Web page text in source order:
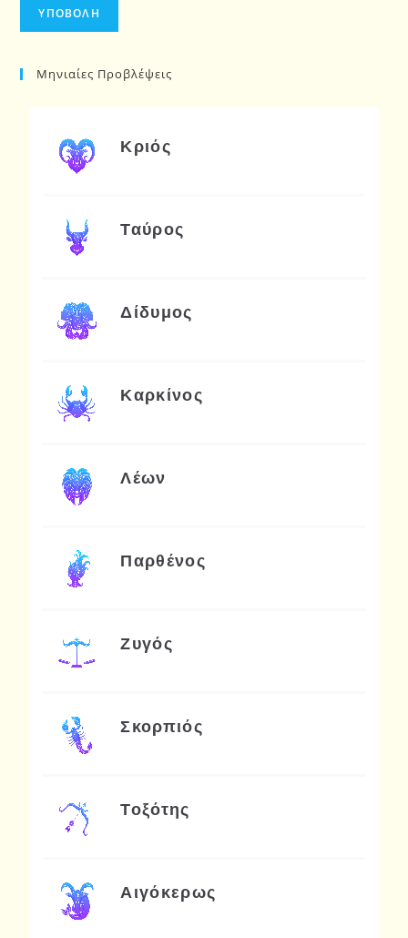
Μηνιαίες Προβλέψεις
Κριός
Ταύρος
Δίδυμος
Καρκίνος
Λέων
Παρθένος
Ζυγός
Σκορπιός
Τοξότης
Αιγόκερως